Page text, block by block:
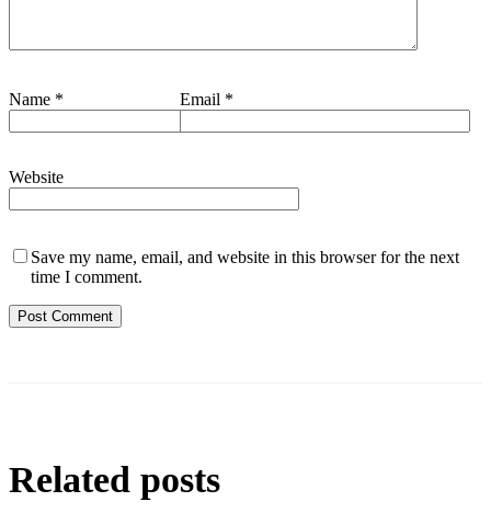
Name * Email *
Website
Save my name, email, and website in this browser for the next
time I comment.
Related posts